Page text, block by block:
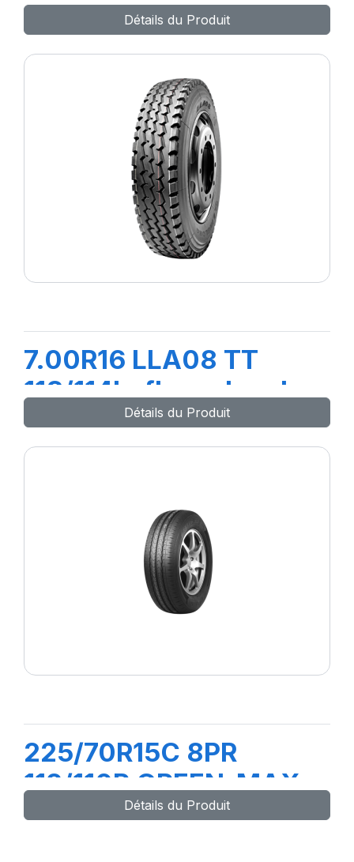
Détails du Produit
7.00R16 LLA08 TT
118/114L+flap+chambre
à air
Détails du Produit
225/70R15C 8PR
112/110R GREEN-MAX
VAN
Détails du Produit